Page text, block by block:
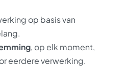
op basis van
, op elk moment,
eerdere verwerking.